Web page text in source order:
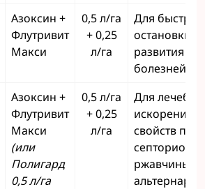
Азоксин +
Флутривит
Макси
0,5 л/га
+ 0,25
л/га
Для быстрой
остановки
развития
болезней
Азоксин +
Флутривит
Макси
(или
Полигард
0,5 л/га
0,5 л/га
+ 0,25
л/га
Для
свойств
септориоза,
ржавчины,